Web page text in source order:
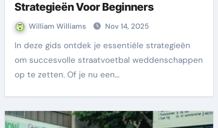
Strategieën Voor Beginners
William Williams Nov 14, 2025
In deze gids ontdek je essentiële strategieën
om succesvolle straatvoetbal weddenschappen
op te zetten. Of je nu een…